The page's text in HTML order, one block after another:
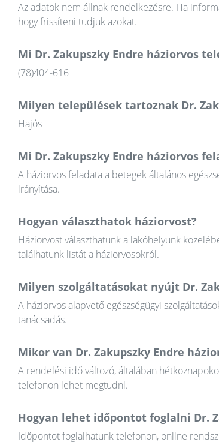
Az adatok nem állnak rendelkezésre. Ha
hogy frissíteni tudjuk azokat.
Mi Dr. Zakupszky Endre háziorvos
(78)404-616
Milyen települések tartoznak Dr.
Hajós
Mi Dr. Zakupszky Endre háziorvos
A háziorvos feladata a betegek általános
irányítása.
Hogyan választhatok háziorvost?
Háziorvost választhatunk a lakóhelyünk
találhatunk listát a háziorvosokról.
Milyen szolgáltatásokat nyújt Dr.
A háziorvos alapvető egészségügyi
tanácsadás.
Mikor van Dr. Zakupszky Endre
A rendelési idő változó, általában
telefonon lehet megtudni.
Hogyan lehet időpontot foglalni Dr.
Időpontot foglalhatunk telefonon, online